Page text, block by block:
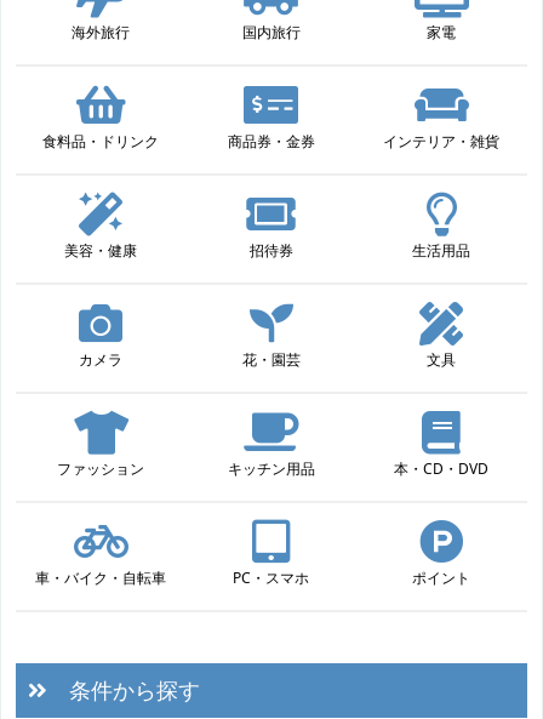
海外旅行 国内旅行 家電
食料品・ドリンク 商品券・金券 インテリア・雑貨
美容・健康 招待券 生活用品
カメラ 花・園芸 文具
ファッション キッチン用品 本・CD・DVD
車・バイク・自転車 PC・スマホ ポイント
条件から探す